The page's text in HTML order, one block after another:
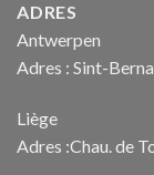
ADRES
Antwerpen
Adres : Sint-
Liège
Adres :Chau. de